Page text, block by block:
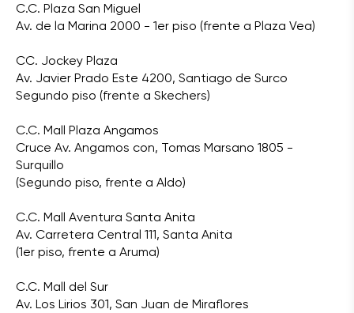
C.C. Plaza San Miguel
Av. de la Marina 2000 - 1er piso (frente a Plaza Vea)
CC. Jockey Plaza
Av. Javier Prado Este 4200, Santiago de Surco
Segundo piso (frente a Skechers)
C.C. Mall Plaza Angamos
Cruce Av. Angamos con, Tomas Marsano 1805 -
Surquillo
(Segundo piso, frente a Aldo)
C.C. Mall Aventura Santa Anita
Av. Carretera Central 111, Santa Anita
(1er piso, frente a Aruma)
C.C. Mall del Sur
Av. Los Lirios 301, San Juan de Miraflores